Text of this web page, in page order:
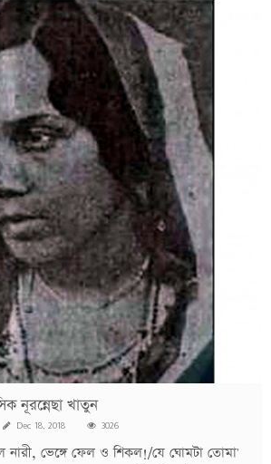
নূরন্নেছা খাতুন
Dec 18, 2018 3026
নারী, ভেঙ্গে ফেল ও শিকল!/যে ঘোমটা তোমা'